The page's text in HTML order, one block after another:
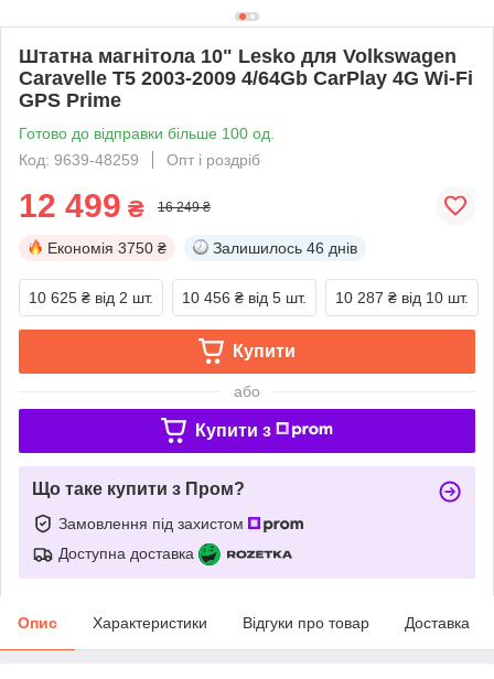
Штатна магнітола 10" Lesko для Volkswagen
Caravelle T5 2003-2009 4/64Gb CarPlay 4G Wi-Fi
GPS Prime
Готово до відправки більше 100 од.
Код: 9639-48259
Опт і роздріб
12 499 ₴ 16 249 ₴
Економія 3750 ₴ Залишилось 46 днів
10 625 ₴ від 2 шт. 10 456 ₴ від 5 шт. 10 287 ₴ від 10 шт.
Купити
або
Купити з
Що таке купити з Пром?
Замовлення під захистом
Доступна доставка
Опис Характеристики Відгуки про товар Доставка